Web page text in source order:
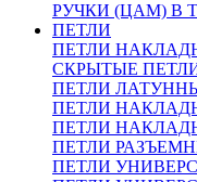
РУЧКИ (ЦАМ) В
ПЕТЛИ
ПЕТЛИ
СКРЫТЫЕ
ПЕТЛИ
ПЕТЛИ
ПЕТЛИ
ПЕТЛИ
ПЕТЛИ